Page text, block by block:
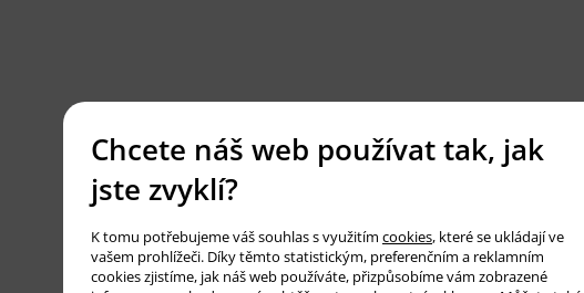
Chcete náš web používat tak, jak
jste zvyklí?
K tomu potřebujeme váš souhlas s využitím cookies, které se ukládají ve
vašem prohlížeči. Díky těmto statistickým, preferenčním a reklamním
cookies zjistíme, jak náš web používáte, přizpůsobíme vám zobrazené